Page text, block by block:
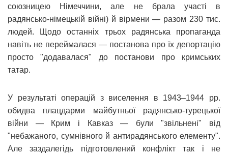
союзницею Німеччини, але не брала участі в
радянсько-німецькій війні) й вірмени — разом 230 тис.
людей. Щодо останніх трьох радянська пропаганда
навіть не переймалася — постанова про їх депортацію
просто "додавалася" до постанови про кримських
татар.
У результаті операцій з виселення в 1943–1944 рр.
обидва плацдарми майбутньої радянсько-турецької
війни — Крим і Кавказ — були "звільнені" від
"небажаного, сумнівного й антирадянського елементу".
Але заздалегідь підготовлений конфлікт так і не